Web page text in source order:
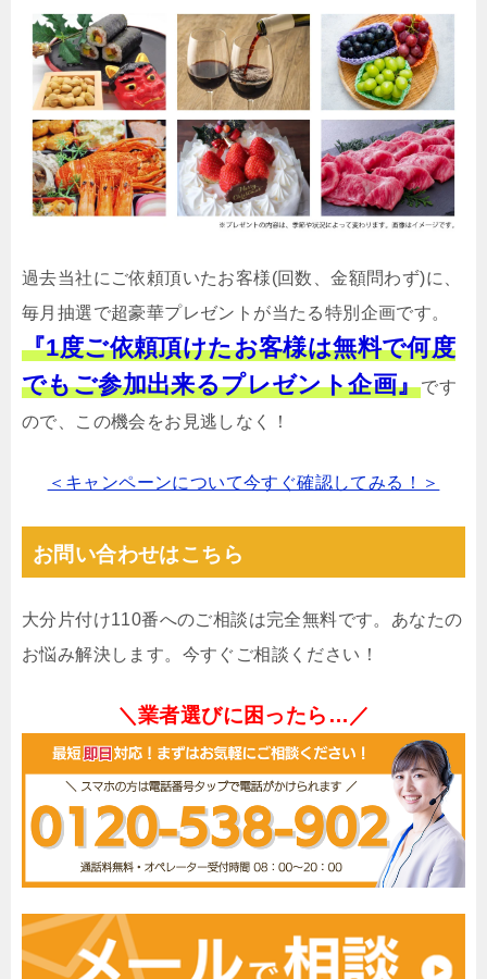
過去当社にご依頼頂いたお客様(回数、金額問わず)に、
毎月抽選で超豪華プレゼントが当たる特別企画です。
『1度ご依頼頂けたお客様は無料で何度
でもご参加出来るプレゼント企画』です
ので、この機会をお見逃しなく！
＜キャンペーンについて今すぐ確認してみる！＞
お問い合わせはこちら
大分片付け110番へのご相談は完全無料です。あなたの
お悩み解決します。今すぐご相談ください！
＼業者選びに困ったら…／